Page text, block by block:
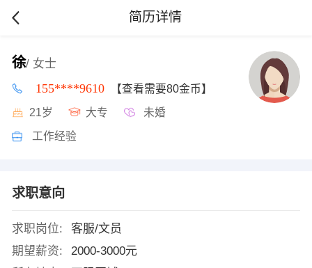
简历详情
徐/ 女士
155****9610 【查看需要80金币】
21岁 大专 未婚
工作经验
求职意向
求职岗位:
客服/文员
期望薪资:
2000-3000元